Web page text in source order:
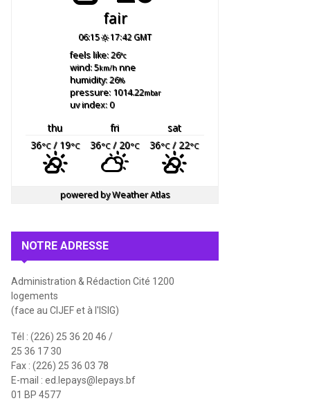
fair
06:15 17:42 GMT
feels like: 26°c
wind: 5km/hnne
humidity: 26%
pressure: 1014.22mbar
uv index: 0
thu fri
sat
36°C/ 19°C 36°C/ 20°C 36°C/ 22°C
powered byWeather Atlas
NOTRE ADRESSE
Administration & Rédaction Cité 1200
logements
(face au CIJEF et à l'ISIG)
Tél : (226) 25 36 20 46 /
25 36 17 30
Fax : (226) 25 36 03 78
E-mail : ed.lepays@lepays.bf
01 BP 4577